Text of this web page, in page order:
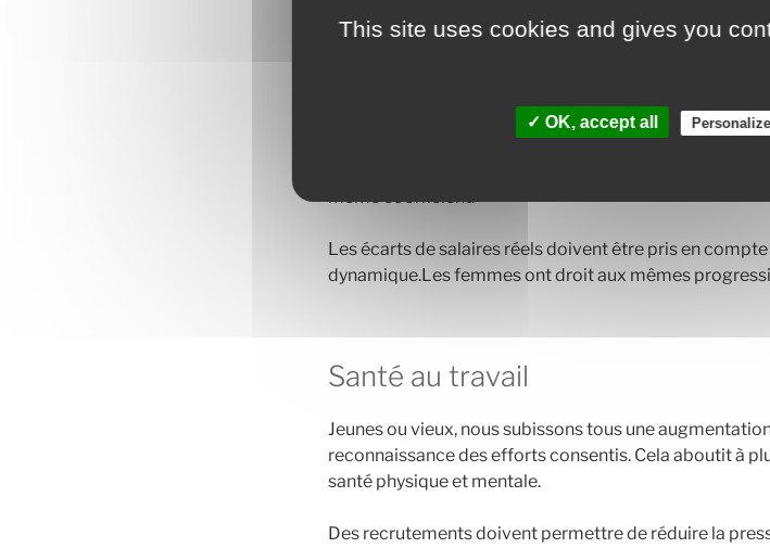
Quoi qu’en dise la direction, des écarts de salaires
Continental. Ce déni résulte de l’absence de prise en
Les écarts de salaires réels doivent être pris en
dynamique.Les femmes ont droit aux mêmes
Santé au travail
Jeunes ou vieux, nous subissons tous une
reconnaissance des efforts consentis. Cela aboutit à
santé physique et mentale.
Des recrutements doivent permettre de réduire la
This site uses cookies and gives you
✓ OK, accept all Personalize